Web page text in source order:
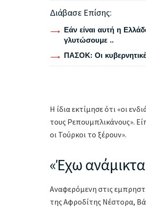
Διάβασε Επίσης:
Εάν είναι αυτή η
γλυτώσουμε ..
ΠΑΣΟΚ: Οι
Η ίδια εκτίμησε ότι «οι
τους Ρεπουμπλικάνους».
οι Τούρκοι το ξέρουν».
«Έχω
Αναφερόμενη στις
της Αφροδίτης Νέστορα,